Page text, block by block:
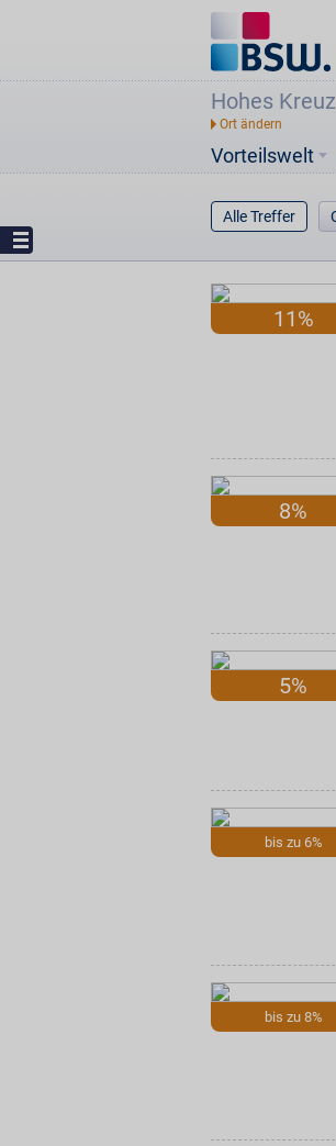
Hohes Kreuz
Vorteilswelt
Alle Treffer
11%
8%
5%
bis zu 6%
bis zu 8%